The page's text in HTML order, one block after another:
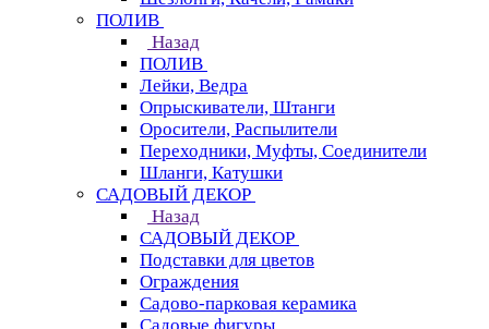
ПОЛИВ
Назад
ПОЛИВ
Лейки, Ведра
Опрыскиватели, Штанги
Оросители, Распылители
Переходники, Муфты, Соединители
Шланги, Катушки
САДОВЫЙ ДЕКОР
Назад
САДОВЫЙ ДЕКОР
Подставки для цветов
Ограждения
Садово-парковая керамика